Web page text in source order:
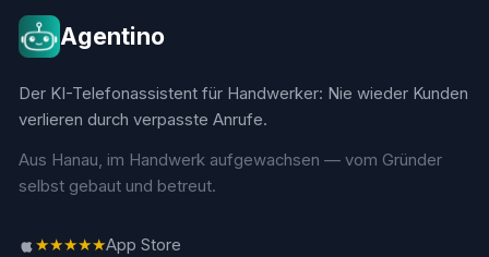
Agentino
Der KI-Telefonassistent für Handwerker: Nie wieder Kunden
verlieren durch verpasste Anrufe.
Aus Hanau, im Handwerk aufgewachsen — vom Gründer
selbst gebaut und betreut.
★★★★★App Store